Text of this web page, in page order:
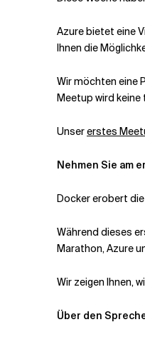
Azure bietet eine
Ihnen die
Wir möchten eine
Meetup wird
Unsererstes
Nehmen Sie am
Docker erobert
Während dieses
Marathon, Azure
Wir zeigen Ihnen,
Über den